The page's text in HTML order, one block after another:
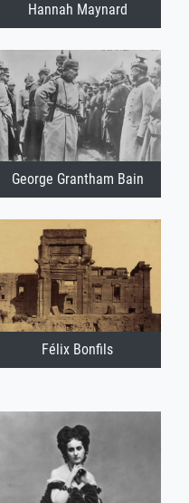
Hannah Maynard
George Grantham Bain
Félix Bonfils